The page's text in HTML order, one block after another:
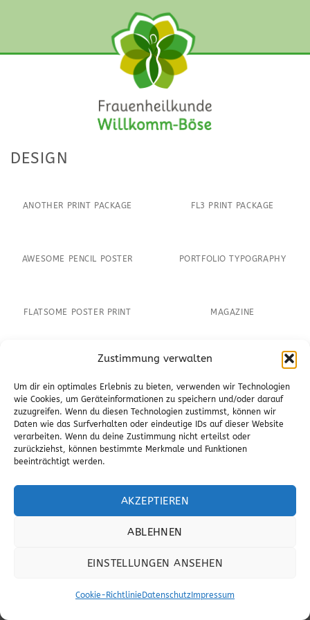
Zustimmung verwalten
Um dir ein optimales Erlebnis zu bieten, verwenden wir Technologien
wie Cookies, um Geräteinformationen zu speichern und/oder darauf
zuzugreifen. Wenn du diesen Technologien zustimmst, können wir
Daten wie das Surfverhalten oder eindeutige IDs auf dieser Website
verarbeiten. Wenn du deine Zustimmung nicht erteilst oder
zurückziehst, können bestimmte Merkmale und Funktionen
beeinträchtigt werden.
AKZEPTIEREN
ABLEHNEN
EINSTELLUNGEN ANSEHEN
Cookie-Richtlinie Datenschutz Impressum
DESIGN
ANOTHER PRINT PACKAGE FL3 PRINT PACKAGE
AWESOME PENCIL POSTER PORTFOLIO TYPOGRAPHY
FLATSOME POSTER PRINT MAGAZINE
IMPRESSUM DATENSCHUTZ
Webdesign byoodaf.de